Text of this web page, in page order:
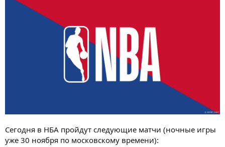
Сегодня в НБА пройдут следующие матчи (ночные игры
уже 30 ноября по московскому времени):